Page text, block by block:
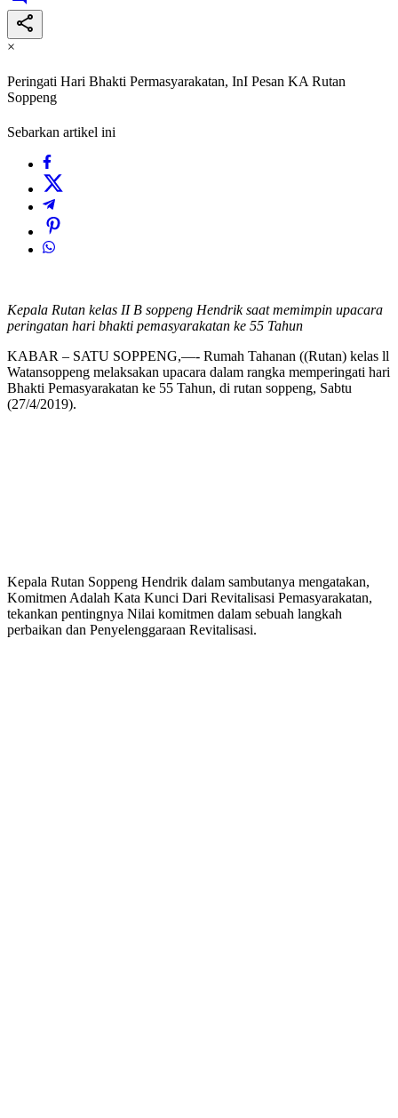
×
Peringati Hari Bhakti Permasyarakatan, InI Pesan KA Rutan
Soppeng
Sebarkan artikel ini
Kepala Rutan kelas II B soppeng Hendrik saat memimpin upacara
peringatan hari bhakti pemasyarakatan ke 55 Tahun
KABAR – SATU SOPPENG,—- Rumah Tahanan ((Rutan) kelas ll
Watansoppeng melaksakan upacara dalam rangka memperingati hari
Bhakti Pemasyarakatan ke 55 Tahun, di rutan soppeng, Sabtu
(27/4/2019).
Kepala Rutan Soppeng Hendrik dalam sambutanya mengatakan,
Komitmen Adalah Kata Kunci Dari Revitalisasi Pemasyarakatan,
tekankan pentingnya Nilai komitmen dalam sebuah langkah
perbaikan dan Penyelenggaraan Revitalisasi.